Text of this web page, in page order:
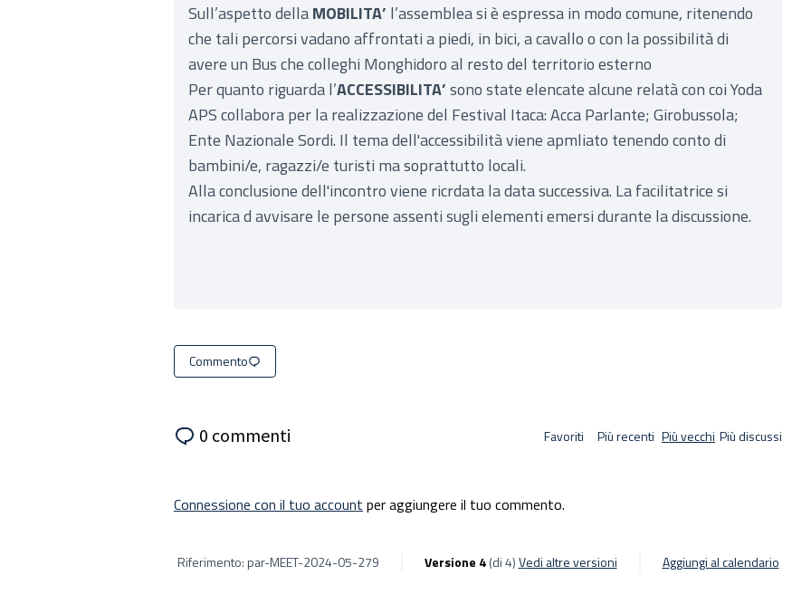
Sull’aspetto dellaMOBILITA’ l’assemblea si è espressa in modo comune, ritenendo
che tali percorsi vadano affrontati a piedi, in bici, a cavallo o con la possibilità di
avere un Bus che colleghi Monghidoro al resto del territorio esterno
Per quanto riguarda l’ACCESSIBILITA’sono state elencate alcune relatà con coi Yoda
APS collabora per la realizzazione del Festival Itaca: Acca Parlante; Girobussola;
Ente Nazionale Sordi. Il tema dell'accessibilità viene apmliato tenendo conto di
bambini/e, ragazzi/e turisti ma soprattutto locali.
Alla conclusione dell'incontro viene ricrdata la data successiva. La facilitatrice si
incarica d avvisare le persone assenti sugli elementi emersi durante la discussione.
Commento
0 commenti Favoriti Più recenti Più vecchi Più discussi
Connessione con il tuo account per aggiungere il tuo commento.
Riferimento: par-MEET-2024-05-279 Versione 4(di 4) vedi altre versioni Aggiungi al calendario